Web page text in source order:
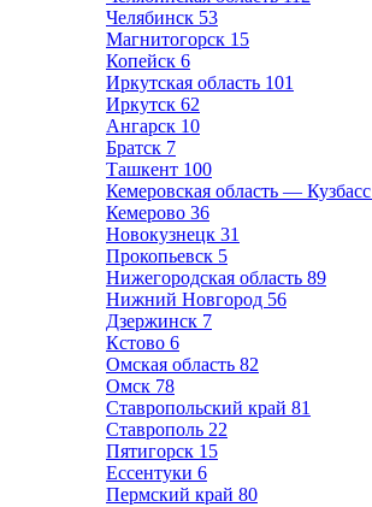
Челябинск 53
Магнитогорск 15
Копейск 6
Иркутская область 101
Иркутск 62
Ангарск 10
Братск 7
Ташкент 100
Кемеровская область — Кузбасс
Кемерово 36
Новокузнецк 31
Прокопьевск 5
Нижегородская область 89
Нижний Новгород 56
Дзержинск 7
Кстово 6
Омская область 82
Омск 78
Ставропольский край 81
Ставрополь 22
Пятигорск 15
Ессентуки 6
Пермский край 80